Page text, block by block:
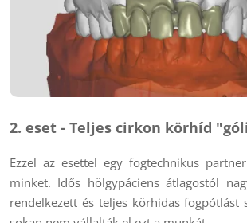
2. eset - Teljes cirkon körhíd
Ezzel az esettel egy fogtechnikus
minket. Idős hölgypáciens átlagostól
rendelkezett és teljes körhidas fogpótlást